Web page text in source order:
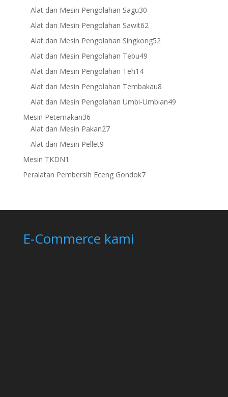
products
Alat dan Mesin Pengolahan Sagu3030
products
Alat dan Mesin Pengolahan Sawit6262
products
Alat dan Mesin Pengolahan Singkong5252
Alat dan Mesin Pengolahan Tebu4949
Alat dan Mesin Pengolahan Teh1414
products
Alat dan Mesin Pengolahan Tembakau88
products
Alat dan Mesin Pengolahan Umbi-Umbian4949
Mesin Peternakan3636
products
Alat dan Mesin Pakan2727
Alat dan Mesin Pellet99
Mesin TKDN1
product
Peralatan Pembersih Eceng Gondok77
E-Commerce kami